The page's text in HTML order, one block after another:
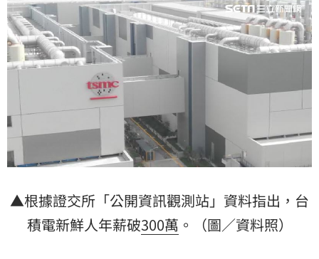
▲根據證交所「公開資訊觀測站」資料指出， 台
積電新鮮人年薪破300萬 。（圖／資料照）